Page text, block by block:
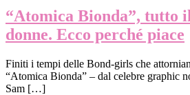
“Atomica Bionda”, tutto
donne. Ecco perché piace
Finiti i tempi delle Bond-girls che
“Atomica Bionda” – dal celebre graphic
Sam […]